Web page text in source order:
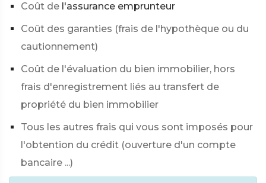
Coût de l'assurance emprunteur
Coût des garanties (frais de l'hypothèque ou du
cautionnement)
Coût de l'évaluation du bien immobilier, hors
frais d'enregistrement liés au transfert de
propriété du bien immobilier
Tous les autres frais qui vous sont imposés pour
l'obtention du crédit (ouverture d'un compte
bancaire ...)